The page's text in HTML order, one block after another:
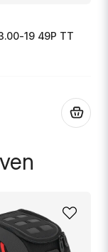
19 49P TT